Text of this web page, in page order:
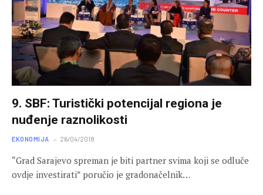
9. SBF: Turistički potencijal regiona je
nuđenje raznolikosti
EKONOMIJA 26/04/2018
“Grad Sarajevo spreman je biti partner svima koji se odluče
ovdje investirati” poručio je gradonačelnik…